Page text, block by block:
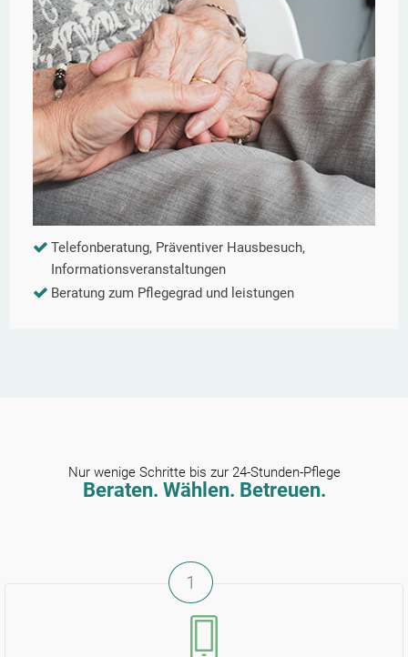
Telefonberatung, Präventiver Hausbesuch,
Informationsveranstaltungen
Beratung zum Pflegegrad und leistungen
Nur wenige Schritte bis zur 24-Stunden-Pflege
Beraten. Wählen. Betreuen.
1